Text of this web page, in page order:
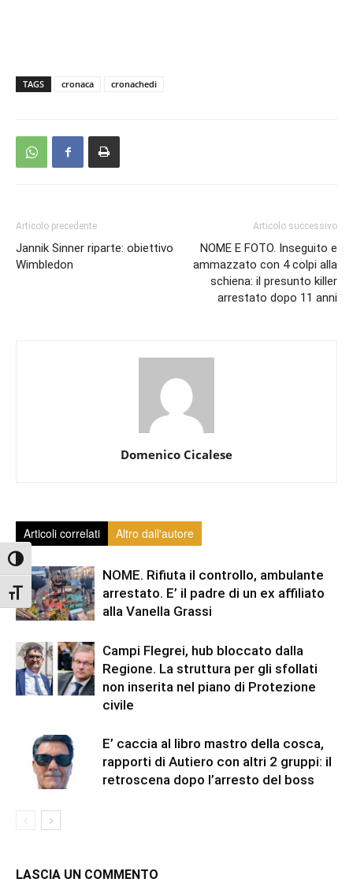
Attiva/disattiva alto contrasto
Attiva/disattiva dimensione testo
TAGS cronaca cronachedi
Articolo precedente
Jannik Sinner riparte: obiettivo
Wimbledon
Articolo successivo
NOME E FOTO. Inseguito e
ammazzato con 4 colpi alla
schiena: il presunto killer
arrestato dopo 11 anni
Domenico Cicalese
Articoli correlati Altro dall'autore
NOME. Rifiuta il controllo, ambulante
arrestato. E’ il padre di un ex affiliato
alla Vanella Grassi
Campi Flegrei, hub bloccato dalla
Regione. La struttura per gli sfollati
non inserita nel piano di Protezione
civile
E’ caccia al libro mastro della cosca,
rapporti di Autiero con altri 2 gruppi: il
retroscena dopo l’arresto del boss
LASCIA UN COMMENTO